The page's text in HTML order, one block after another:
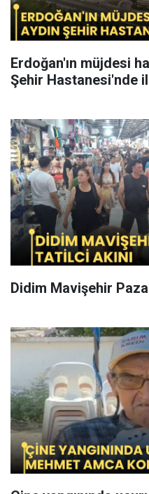
Erdoğan'ın müjdesi
Şehir Hastanesi'nde
Didim Mavişehir